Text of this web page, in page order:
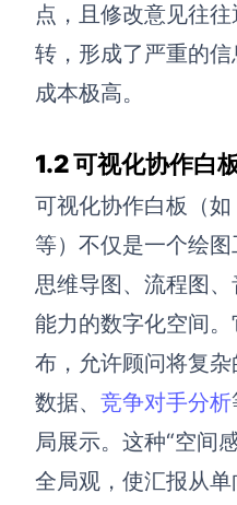
AI创作
创意与绘图
AI生成思维导图
AI生成流程图
AI生成用户旅程图
AI生成鱼骨图
AI生成甘特图
AI生成组织结构图
点，且修改意见往
转，形成了严重的
成本极高。
1.2 可视化协作白
可视化协作白板（如
等）不仅是一个绘
思维导图、流程图
能力的数字化空间
布，允许顾问将复
数据、 竞争对手分析
局展示。这种“空间
全局观，使汇报从